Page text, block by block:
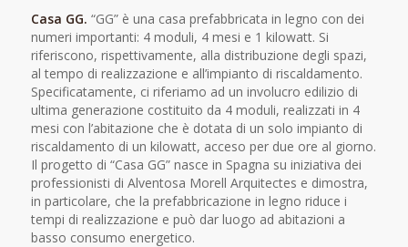
Casa GG. “GG” è una casa prefabbricata in legno con dei
numeri importanti: 4 moduli, 4 mesi e 1 kilowatt. Si
riferiscono, rispettivamente, alla distribuzione degli spazi,
al tempo di realizzazione e all’impianto di riscaldamento.
Specificatamente, ci riferiamo ad un involucro edilizio di
ultima generazione costituito da 4 moduli, realizzati in 4
mesi con l’abitazione che è dotata di un solo impianto di
riscaldamento di un kilowatt, acceso per due ore al giorno.
Il progetto di “Casa GG” nasce in Spagna su iniziativa dei
professionisti di Alventosa Morell Arquitectes e dimostra,
in particolare, che la prefabbricazione in legno riduce i
tempi di realizzazione e può dar luogo ad abitazioni a
basso consumo energetico.